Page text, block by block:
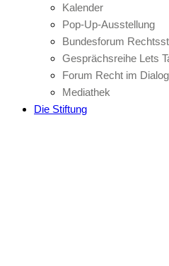
Kalender
Pop-Up-Ausstellung
Bundesforum
Gesprächsreihe Lets
Forum Recht im Dialog
Mediathek
Die Stiftung